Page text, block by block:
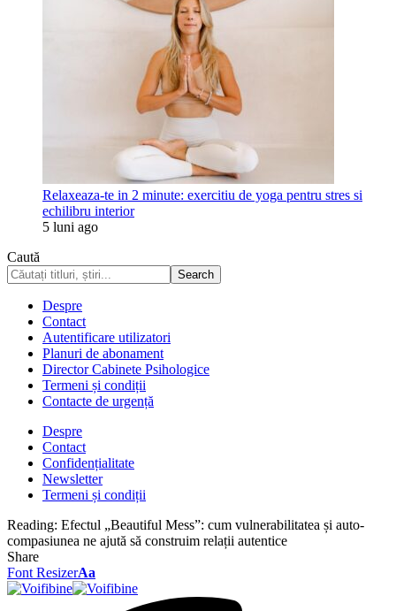
Relaxeaza-te in 2 minute: exercitiu de yoga pentru stres si
echilibru interior
5 luni ago
Caută
Despre
Contact
Autentificare utilizatori
Planuri de abonament
Director Cabinete Psihologice
Termeni și condiții
Contacte de urgență
Despre
Contact
Confidențialitate
Newsletter
Termeni și condiții
Reading: Efectul „Beautiful Mess”: cum vulnerabilitatea și auto-
compasiunea ne ajută să construim relații autentice
Share
Font ResizerAa